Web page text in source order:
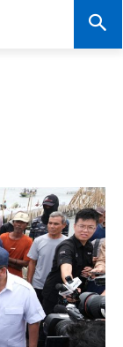
JATIM
Informasi Dan